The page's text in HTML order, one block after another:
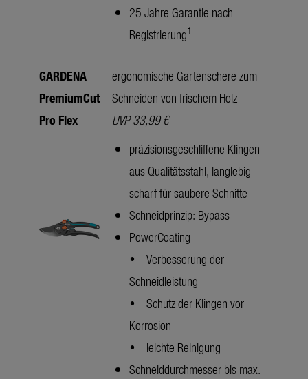
25 Jahre Garantie nach
Registrierung1
GARDENA
PremiumCut
Pro Flex
ergonomische Gartenschere zum
Schneiden von frischem Holz
UVP 33,99 €
präzisionsgeschliffene Klingen
aus Qualitätsstahl, langlebig
scharf für saubere Schnitte
Schneidprinzip: Bypass
PowerCoating
• Verbesserung der
Schneidleistung
• Schutz der Klingen vor
Korrosion
• leichte Reinigung
Schneiddurchmesser bis max.